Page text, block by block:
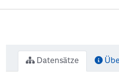
Datensätze